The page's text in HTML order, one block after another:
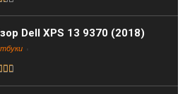
Dell XPS 13 9370 (2018)